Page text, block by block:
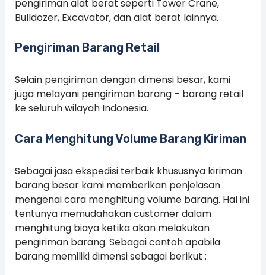
pengiriman alat berat seperti Tower Crane,
Bulldozer, Excavator, dan alat berat lainnya.
Pengiriman Barang Retail
Selain pengiriman dengan dimensi besar, kami
juga melayani pengiriman barang – barang retail
ke seluruh wilayah Indonesia.
Cara Menghitung Volume Barang Kiriman
Sebagai jasa ekspedisi terbaik khususnya kiriman
barang besar kami memberikan penjelasan
mengenai cara menghitung volume barang. Hal ini
tentunya memudahakan customer dalam
menghitung biaya ketika akan melakukan
pengiriman barang. Sebagai contoh apabila
barang memiliki dimensi sebagai berikut :